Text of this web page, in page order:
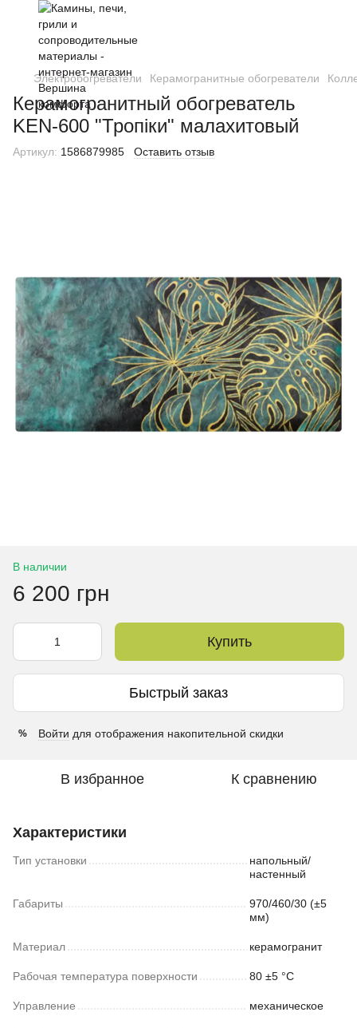
Электробогреватели Керамогранитные обогреватели
Керамогранитный обогреватель
KEN-600 "Тропіки" малахитовый
Артикул: 1586879985 Оставить отзыв
В наличии
6 200 грн
Купить
Быстрый заказ
% Войти для отображения накопительной скидки
В избранное К сравнению
Характеристики
Тип установки
напольный/
настенный
Габариты
970/460/30 (±5
мм)
Материал керамогранит
Рабочая температура поверхности 80 ±5 °С
Управление механическое